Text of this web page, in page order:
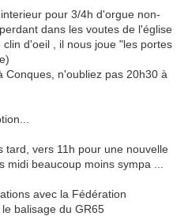
pour 3/4h d'orgue non-
dans les voutes de l'église
clin d'oeil , il nous joue "les portes
Conques, n'oubliez pas 20h30 à
tard, vers 11h pour une nouvelle
beaucoup moins sympa ...
avec la Fédération
balisage du GR65